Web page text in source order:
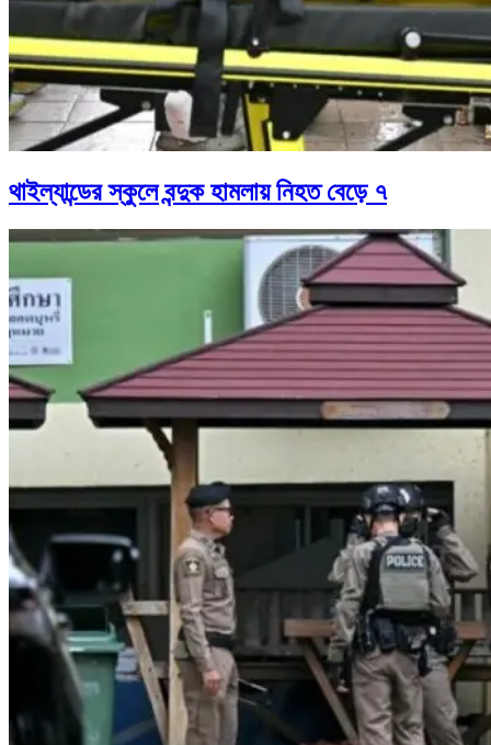
থাইল্যান্ডের স্কুলে বন্দুক হামলায় নিহত বেড়ে ৭